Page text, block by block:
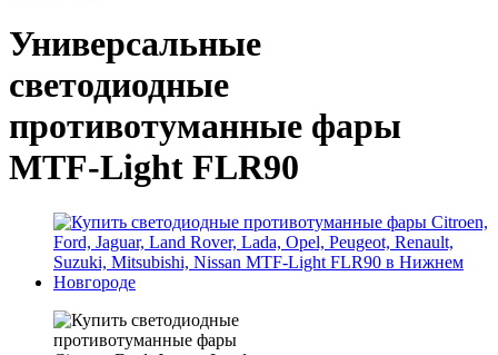
Универсальные
светодиодные
противотуманные фары
MTF-Light FLR90